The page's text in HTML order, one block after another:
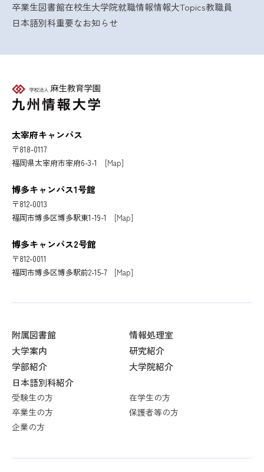
卒業生図書館在校生大学院就職情報情報大Topics教職員
日本語別科重要なお知らせ
太宰府キャンパス
〒818-0117
福岡県太宰府市宰府6-3-1 [Map]
博多キャンパス1号館
〒812-0013
福岡市博多区博多駅東1-19-1 [Map]
博多キャンパス2号館
〒812-0011
福岡市博多区博多駅前2-15-7 [Map]
附属図書館
情報処理室
大学案内
研究紹介
学部紹介
大学院紹介
日本語別科紹介
受験生の方
在学生の方
卒業生の方
保護者等の方
企業の方